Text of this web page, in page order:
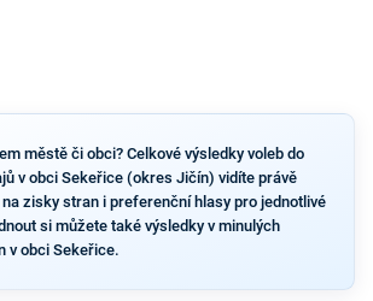
městě či obci? Celkové výsledky voleb do
v obci Sekeřice (okres Jičín) vidíte právě
zisky stran i preferenční hlasy pro jednotlivé
si můžete také výsledky v minulých
v obci Sekeřice.